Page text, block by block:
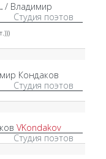
/ Владимир
Студия поэтов
Кондаков
Студия поэтов
VKondakov
Студия поэтов